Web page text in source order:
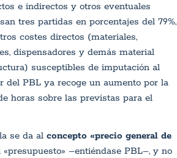
e indirectos y otros eventuales
tres partidas en porcentajes del 79%,
costes directos (materiales,
dispensadores y demás material
susceptibles de imputación al
del PBL ya recoge un aumento por la
horas sobre las previstas para el
se da al concepto «precio general de
–entiéndase PBL–, y no